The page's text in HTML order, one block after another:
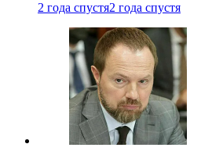
2 года спустя2 года спустя